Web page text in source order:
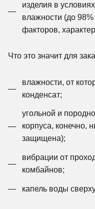
изделия в
влажности (до
факторов,
Что это значит для
влажности, от
конденсат;
угольной и
корпуса, конечно,
защищена);
вибрации от
комбайнов;
капель воды